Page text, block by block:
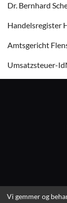
Dr. Bernhard
Handelsregister
Amtsgericht
Umsatzsteuer-
Vi gemmer og